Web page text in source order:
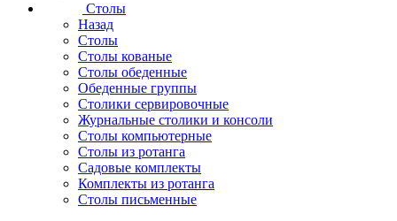
Столы
Назад
Столы
Столы кованые
Столы обеденные
Обеденные группы
Столики сервировочные
Журнальные столики и консоли
Столы компьютерные
Столы из ротанга
Садовые комплекты
Комплекты из ротанга
Столы письменные